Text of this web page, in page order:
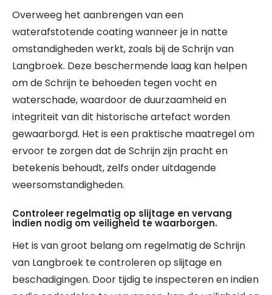
Overweeg het aanbrengen van een
waterafstotende coating wanneer je in natte
omstandigheden werkt, zoals bij de Schrijn van
Langbroek. Deze beschermende laag kan helpen
om de Schrijn te behoeden tegen vocht en
waterschade, waardoor de duurzaamheid en
integriteit van dit historische artefact worden
gewaarborgd. Het is een praktische maatregel om
ervoor te zorgen dat de Schrijn zijn pracht en
betekenis behoudt, zelfs onder uitdagende
weersomstandigheden.
Controleer regelmatig op slijtage en vervang
indien nodig om veiligheid te waarborgen.
Het is van groot belang om regelmatig de Schrijn
van Langbroek te controleren op slijtage en
beschadigingen. Door tijdig te inspecteren en indien